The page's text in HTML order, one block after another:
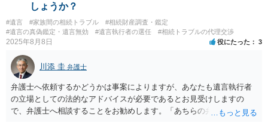
しょうか？
#遺言 #家族間の相続トラブル
#相続財産調査・鑑定
#遺言の真偽鑑定・遺言無効
#遺言執行者の選任 #相続トラブルの代理交渉
2025年8月8日 役にたった 3
川添 圭 弁護士
弁護士へ依頼するかどうかは事案によりますが、あなたも遺言執行者
の立場としての法的なアドバイスが必要であるとお見受けしますの
で、弁護士へ相談することをお勧めします。「あちらの弁護士」（元